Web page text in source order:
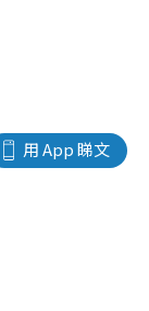
用 App 睇文